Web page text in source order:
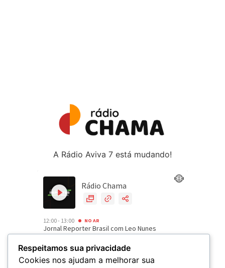
A Rádio Aviva 7 está mudando!
Respeitamos sua privacidade
Cookies nos ajudam a melhorar sua